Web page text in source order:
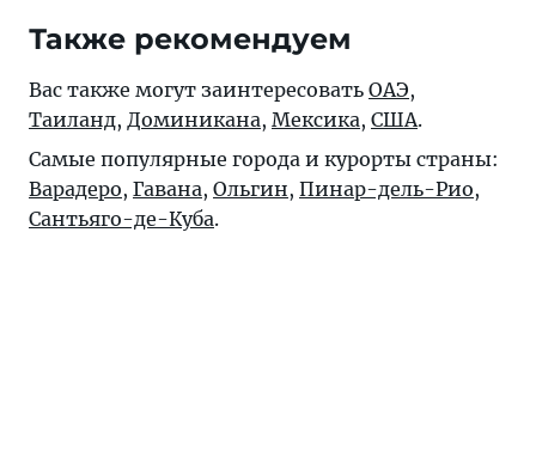
Также рекомендуем
Вас также могут заинтересовать ОАЭ,
Таиланд, Доминикана, Мексика, США.
Самые популярные города и курорты страны:
Варадеро, Гавана, Ольгин, Пинар-дель-Рио,
Сантьяго-де-Куба.